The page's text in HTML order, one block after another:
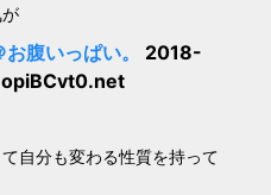
腹いっぱい。 2018-
自分も変わる性質を持って